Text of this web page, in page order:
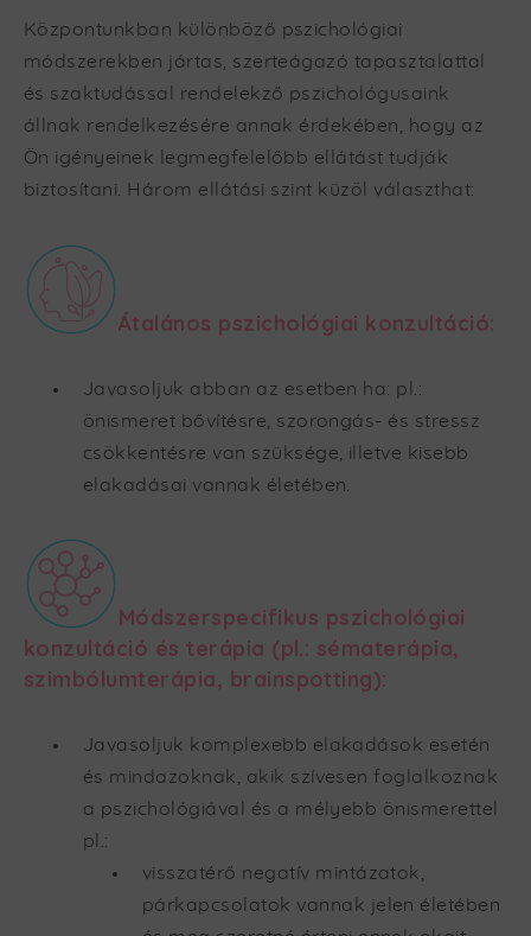
Központunkban különböző pszichológiai
módszerekben jártas, szerteágazó tapasztalattal
és szaktudással rendelekző pszichológusaink
állnak rendelkezésére annak érdekében, hogy az
Ön igényeinek legmegfelelőbb ellátást tudják
biztosítani. Három ellátási szint küzöl választhat:
Átalános pszichológiai konzultáció:
Javasoljuk abban az esetben ha: pl.:
önismeret bővítésre, szorongás- és stressz
csökkentésre van szüksége, illetve kisebb
elakadásai vannak életében.
Módszerspecifikus pszichológiai
konzultáció és terápia (pl.: sématerápia,
szimbólumterápia, brainspotting):
Javasoljuk komplexebb elakadások esetén
és mindazoknak, akik szívesen foglalkoznak
a pszichológiával és a mélyebb önismerettel
pl.:
visszatérő negatív mintázatok,
párkapcsolatok vannak jelen életében